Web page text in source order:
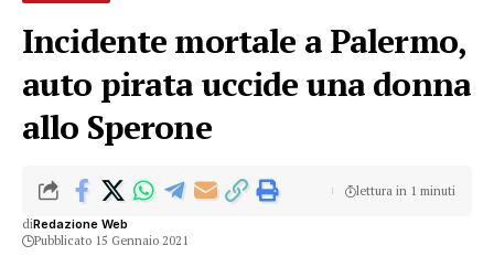
Incidente mortale a Palermo,
auto pirata uccide una donna
allo Sperone
diRedazione Web
Pubblicato 15 Gennaio 2021
lettura in 1 minuti